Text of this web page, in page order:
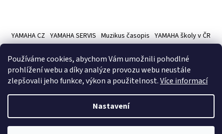
Používáme cookies, abychom Vám umožnili pohodlné
prohlížení webu a díky analýze provozu webu neustále
zlepšovali jeho funkce, výkon a použitelnost.Více informací
Nastavení
p
YAMAHA CZ YAMAHA SERVIS Muzikus časopis YAMAHA školy v ČR
Copyright 2026Hudební nástroje YAMAMUSIC. Všechna práva